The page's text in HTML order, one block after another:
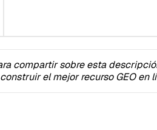
compartir sobre esta
el mejor recurso GEO en